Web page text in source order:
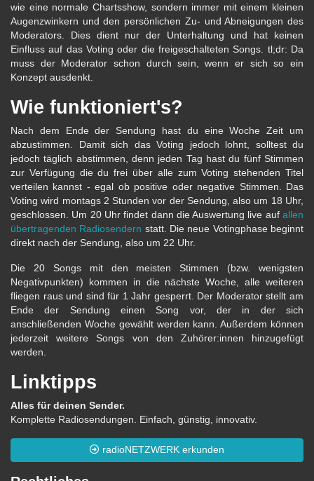
wie eine normale Chartsshow, sondern immer mit einem kleinen
Augenzwinkern und den persönlichen Zu- und Abneigungen des
Moderators. Dies dient nur der Unterhaltung und hat keinen
Einfluss auf das Voting oder die freigeschalteten Songs. tl;dr: Da
muss der Moderator schon durch sein, wenn er sich so ein
Konzept ausdenkt.
Wie funktioniert's?
Nach dem Ende der Sendung hast du eine Woche Zeit um
abzustimmen. Damit sich das Voting jedoch lohnt, solltest du
jedoch täglich abstimmen, denn jeden Tag hast du fünf Stimmen
zur Verfügung die du frei über alle zum Voting stehenden Titel
verteilen kannst - egal ob positive oder negative Stimmen. Das
Voting wird montags 2 Stunden vor der Sendung, also um 18 Uhr,
geschlossen. Um 20 Uhr findet dann die Auswertung live auf allen
übertragenden Radiosendern statt. Die neue Votingphase beginnt
direkt nach der Sendung, also um 22 Uhr.
Die 20 Songs mit den meisten Stimmen (bzw. wenigsten
Negativpunkten) kommen in die nächste Woche, alle weiteren
fliegen raus und sind für 1 Jahr gesperrt. Der Moderator stellt am
Ende der Sendung einen Song vor, der in der sich
anschließenden Woche gewählt werden kann. Außerdem können
jederzeit weitere Songs von den Zuhörer:innen hinzugefügt
werden.
Linktipps
Alles für deinen Sender.
Komplette Radiosendungen. Einfach, günstig, innovativ.
radioNETZWERK erkunden